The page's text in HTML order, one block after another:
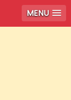
MENU